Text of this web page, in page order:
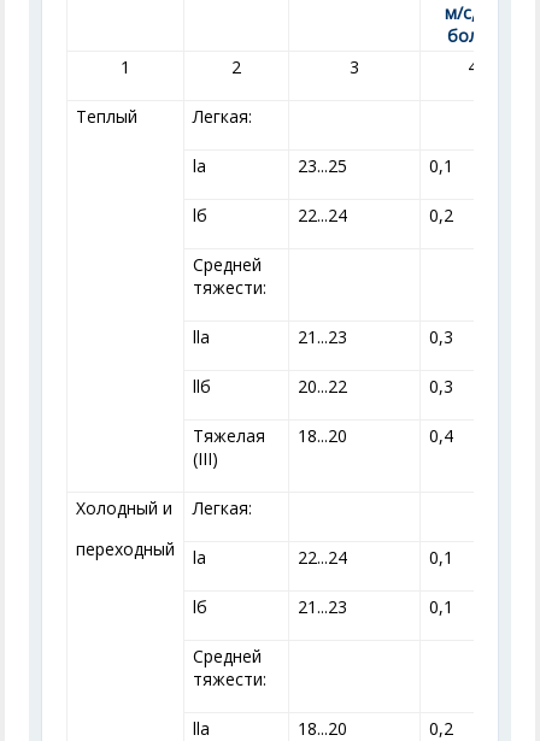
м/с, не
более
1
2 3 4
Теплый Легкая:
lа 23...25 0,1
lб 22...24 0,2
Средней
тяжести:
llа 21...23 0,3
llб 20...22 0,3
Тяжелая
(III)
18...20 0,4
Холодный и
переходный
Легкая:
lа 22...24 0,1
lб 21...23 0,1
Средней
тяжести:
llа 18...20 0,2